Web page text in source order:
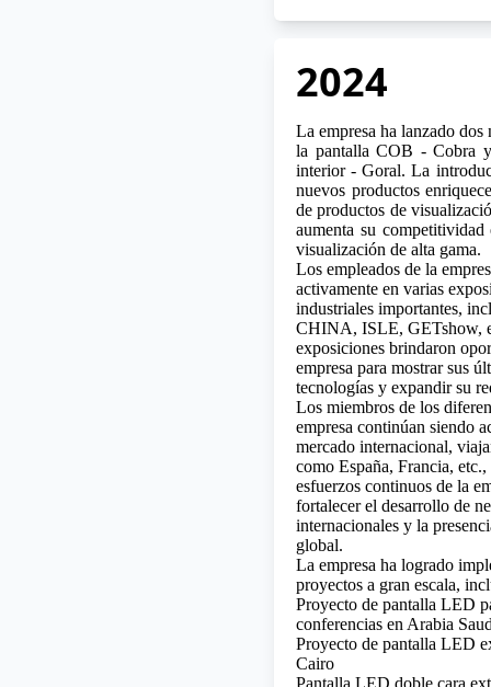
2024
La empresa ha lanzado dos
la pantalla COB - Cobra
interior - Goral. La
nuevos productos
de productos de
aumenta su
visualización de alta gama.
Los empleados de la
activamente en varias
industriales importantes,
CHINA, ISLE, GETshow,
exposiciones brindaron
empresa para mostrar sus
tecnologías y expandir su
Los miembros de los
empresa continúan siendo
mercado internacional,
como España, Francia,
esfuerzos continuos de la
fortalecer el desarrollo de
internacionales y la
global.
La empresa ha logrado
proyectos a gran escala,
Proyecto de pantalla LED
conferencias en Arabia
Proyecto de pantalla LED
Cairo